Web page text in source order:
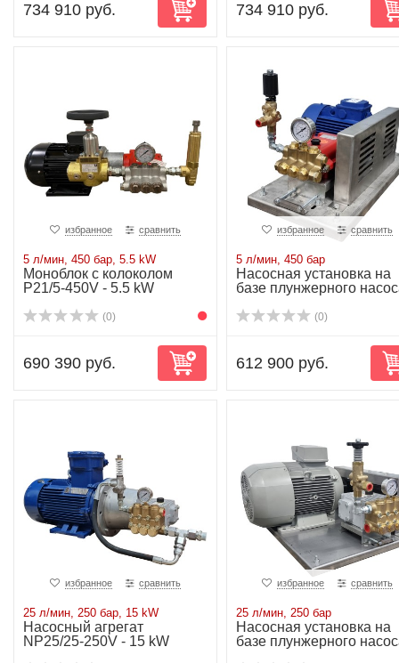
734 910 руб. 734 910 руб.
избранное сравнить
5 л/мин, 450 бар, 5.5 kW
Моноблок с колоколом
P21/5-450V - 5.5 kW
(0)
690 390 руб.
избранное сравнить
5 л/мин, 450 бар
Насосная установка на
базе плунжерного
(0)
612 900 руб.
избранное сравнить
25 л/мин, 250 бар, 15 kW
Насосный агрегат
NP25/25-250V - 15 kW
избранное сравнить
25 л/мин, 250 бар
Насосная установка на
базе плунжерного